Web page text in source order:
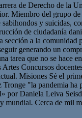
de Derecho de la
Miembro del grupo
y suicidas,
de ciudadanía
a la comunidad
generando un
tarea que no se
Concursos
Misiones Sé el
"la pandemia
Daniela Leiva
mundial. Cerca de mil